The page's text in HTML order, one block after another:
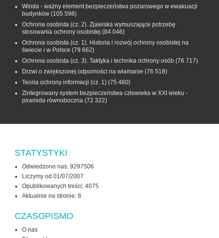
Winda - ważny element bezpieczeństwa pożarowego w ewakuacji
budynków (105 598)
Ochrona osobista (cz. 2). Zjawiska wymuszające potrzebę
stosowania ochrony osobistej (84 046)
Ochrona osobista (cz. 1). Historia i rozwój ochrony osobistej na
świecie i w Polsce (79 662)
Ochrona osobista (cz. 3). Taktyka i technika ochrony osób (76 717)
Drzwi o zwiększonej odporności na włamanie (76 518)
Teoria ochrony informacji (cz. 1) (75 460)
Zintegrowany system bezpieczeństwa człowieka w XXI wieku -
piramida równoboczna (72 322)
STATYSTYKI
Odwiedzono nas: 9297506
Liczymy od 01/07/2007
Opublikowanych treści: 4075
Aktualnie na stronie: 8
CZASOPISMO
O nas